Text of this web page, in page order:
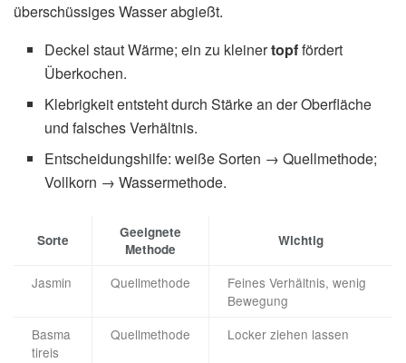
überschüssiges Wasser abgießt.
Deckel staut Wärme; ein zu kleinertopffördert
Überkochen.
Klebrigkeit entsteht durch Stärke an der Oberfläche
und falsches Verhältnis.
Entscheidungshilfe: weiße Sorten → Quellmethode;
Vollkorn → Wassermethode.
Sorte
Geeignete
Methode
Wichtig
Jasmin Quellmethode
Feines Verhältnis, wenig
Bewegung
Basma
tireis
Quellmethode Locker ziehen lassen